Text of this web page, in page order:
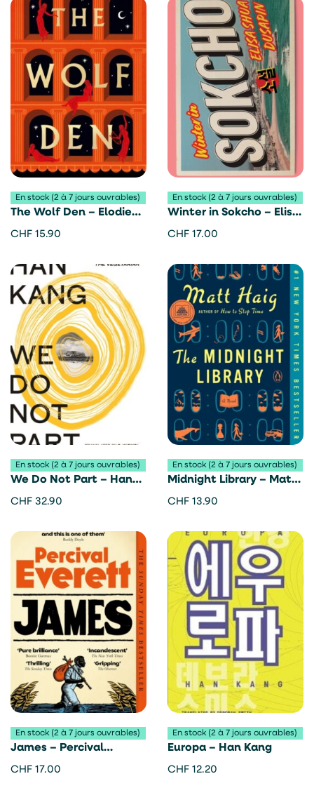
En stock (2 à 7 jours ouvrables)
The Wolf Den – Elodie
Harper
CHF 15.90
En stock (2 à 7 jours ouvrables)
Winter in Sokcho – Elisa
Shua Dusapin
CHF 17.00
En stock (2 à 7 jours ouvrables)
We Do Not Part – Han
Kang
CHF 32.90
En stock (2 à 7 jours ouvrables)
Midnight Library – Matt
Haig
CHF 13.90
En stock (2 à 7 jours ouvrables)
James – Percival
Everett
CHF 17.00
En stock (2 à 7 jours ouvrables)
Europa – Han Kang
CHF 12.20